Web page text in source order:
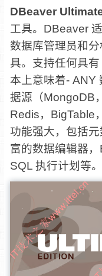
DBeaver
工具。DBeaver
数据库管理员和
具。支持任何具
本上意味着- ANY
据源（MongoDB
Redis，BigTable
功能强大，包括
富的数据编辑器，
SQL 执行计划等。